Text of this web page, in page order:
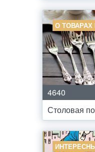
О ТОВАРАХ
4640
Столовая